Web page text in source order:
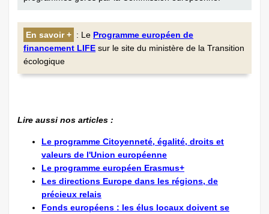
En savoir + : Le Programme européen de
financement LIFE sur le site du ministère de la Transition
écologique
Lire aussi nos articles :
Le programme Citoyenneté, égalité, droits et
valeurs de l'Union européenne
Le programme européen Erasmus+
Les directions Europe dans les régions, de
précieux relais
Fonds européens : les élus locaux doivent se